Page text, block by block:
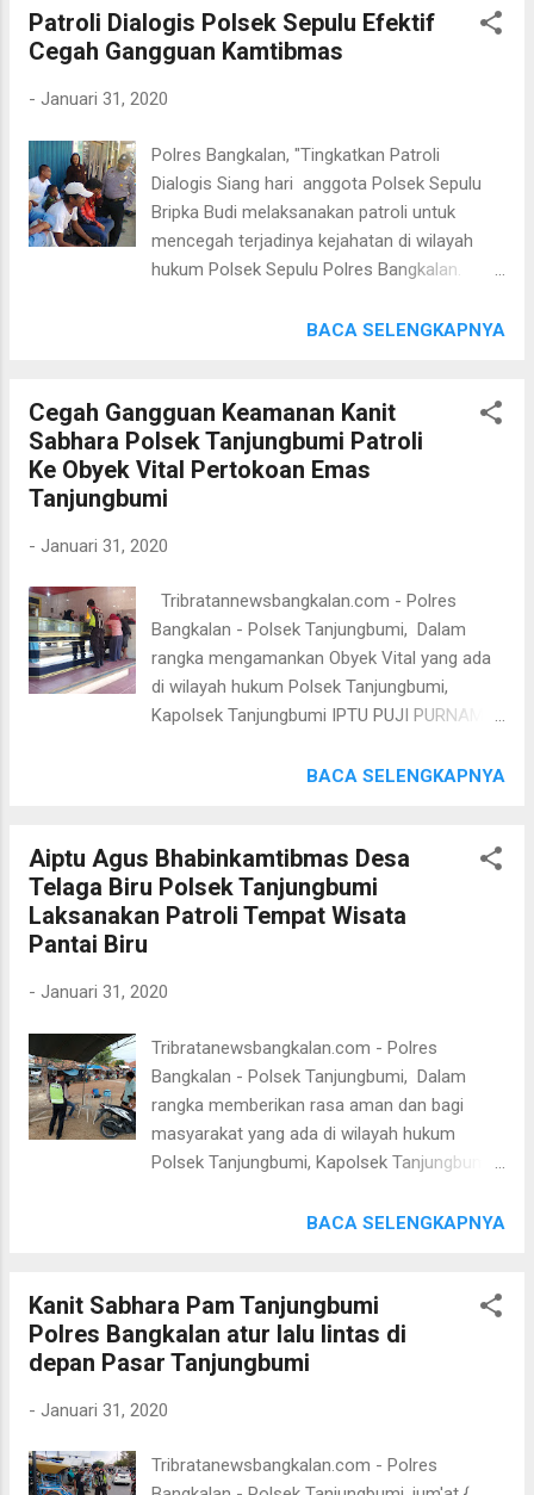
warga masyarakat di Kec Tanjungbumi" ujar
Kapolres Bangkalan AKBP Ra...
Samtama Putra, S.I.K., M.Si, M.H.
mengungkapkan bahwa kegiatan yang
implementasi tindak lanjut Program
Kondusifitas Situasi Kamtibmas Aman
Kondusif dengan cara mendekatkan dengan
Tokoh Masyarakat, Tokoh Agama dan warga
masyarakat lainnya, imbuhnya. Melalui
kegiatan Sambang, Tatap Muka dan Dialogis
sekaligus menyampaikan himbauan
masyarakat Iainya untuk turut serta dalam
upaya menjaga agar situasi kamtibmas
selalu dalam keadaan aman dan kondusif.
(Hms TB).
Patroli Dialogis Polsek Sepulu Efektif
Cegah Gangguan Kamtibmas
- Januari 31, 2020
Polres Bangkalan, "Tingkatkan Patroli
Dialogis Siang hari anggota Polsek Sepulu
Bripka Budi melaksanakan patroli untuk
mencegah terjadinya kejahatan di wilayah
hukum Polsek Sepulu Polres Bangkalan.
personil Polsek Sepulu tersebut diarahkan
Bangkalan guna menyampaikan pentingnya
himbauan Kamtibmas serta menyusuri
tempat tempat rawan terjadinya tindak
kriminalitas. Patroli kemudian di lanjutkan ke
melakukan dialogis dengan warga guna
informasi serta memberikan himbauan
Kamtibmas agar selalu mewaspadai
lingkungannya. Kapolsek Sepulu Iptu Buntoro,
S.H. Menekankan kepada seluruh personilnya
untuk selalu mengenal, dekat dengan warga
ada permasalahan di desa cepat diketahui.
BACA SELENGKAPNYA
Cegah Gangguan Keamanan Kanit
Sabhara Polsek Tanjungbumi Patroli
Ke Obyek Vital Pertokoan Emas
Tanjungbumi
- Januari 31, 2020
Tribratannewsbangkalan.com - Polres
Bangkalan - Polsek Tanjungbumi, Dalam
rangka mengamankan Obyek Vital yang ada
di wilayah hukum Polsek Tanjungbumi,
Kapolsek Tanjungbumi IPTU PUJI PURNAMA,
melaksanakan Patroli untuk mencegah
hukum Polsek Tanjungbumi. Seperti yang
dilaksanakan pada hari ini, Jum'at
31/01/2020 Aiptu Purnawansyah Kanit
pertokoan Emas Tanjungbumi, sambil
kepada pegawai Toko Emas untuk selalu
tingkatkan kewaspadaan, karena kejahatan
terjadi bukan ada niat tapi juga karena
adanya kesempatan. "Guna memberikan
rasa aman kepada masyarakat yang akan
pertokoan emas Tanjungbumi, Kapolsek
Senin s/d Sabtu" ujar Kapolres Bangkalan A...
BACA SELENGKAPNYA
Aiptu Agus Bhabinkamtibmas Desa
Telaga Biru Polsek Tanjungbumi
Laksanakan Patroli Tempat Wisata
Pantai Biru
- Januari 31, 2020
Tribratanewsbangkalan.com - Polres
Bangkalan - Polsek Tanjungbumi, Dalam
rangka memberikan rasa aman dan bagi
masyarakat yang ada di wilayah hukum
Polsek Tanjungbumi, Kapolsek Tanjungbumi
Anggota untuk Rutin melaksanakan Patroli
3C yang ada di wilayah hukum Polsek
Tanjungbumi. Seperti yang dilaksanakan
pada hari ini, Jum'at 31/12/19, Jam 14:00
Anggota Polsek Tanjungbumi melaksanakan
Telaga Biru Desa Telaga Biru, Kecamatan
BACA SELENGKAPNYA
Kanit Sabhara Pam Tanjungbumi
Polres Bangkalan atur lalu lintas di
depan Pasar Tanjungbumi
- Januari 31, 2020
Tribratanewsbangkalan.com - Polres